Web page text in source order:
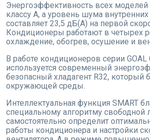
Энергоэффективность всех моделей
классу А, а уровень шума
составляет 23,5 дБ(А) на первой
Кондиционеры работают в четырех
охлаждение, обогрев, осушение и
В работе кондиционеров серии GOAL
используется современный
безопасный хладагент R32, который
окружающей среды.
Интеллектуальная функция SMART
специальному алгоритму свободной
самостоятельно определит
работы кондиционера и настройки